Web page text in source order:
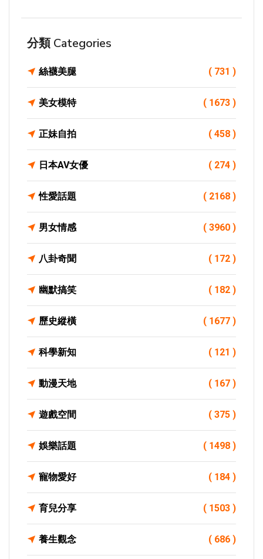
分類 Categories
絲襪美腿 ( 731 )
美女模特 ( 1673 )
正妹自拍 ( 458 )
日本AV女優 ( 274 )
性愛話題 ( 2168 )
男女情感 ( 3960 )
八卦奇聞 ( 172 )
幽默搞笑 ( 182 )
歷史縱橫 ( 1677 )
科學新知 ( 121 )
動漫天地 ( 167 )
遊戲空間 ( 375 )
娛樂話題 ( 1498 )
寵物愛好 ( 184 )
育兒分享 ( 1503 )
養生觀念 ( 686 )